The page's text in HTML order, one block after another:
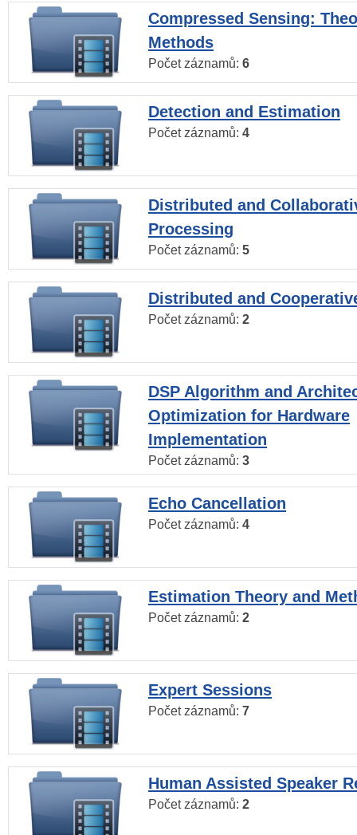
Compressed Sensing:
Methods
Počet záznamů: 6
Detection and Estimation
Počet záznamů: 4
Distributed and
Processing
Počet záznamů: 5
Distributed and
Počet záznamů: 2
DSP Algorithm and
Optimization for Hardware
Implementation
Počet záznamů: 3
Echo Cancellation
Počet záznamů: 4
Estimation Theory and
Počet záznamů: 2
Expert Sessions
Počet záznamů: 7
Human Assisted Speaker
Počet záznamů: 2